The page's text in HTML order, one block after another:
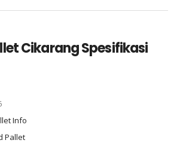
Cikarang Spesifikasi
Info
Pallet